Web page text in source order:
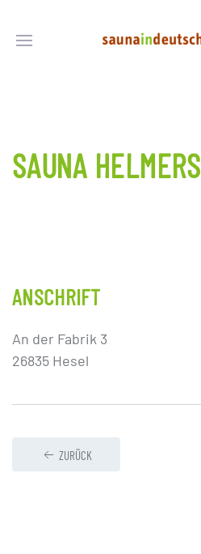
SAUNA HELMERS
ANSCHRIFT
An der Fabrik 3
26835 Hesel
ZURÜCK